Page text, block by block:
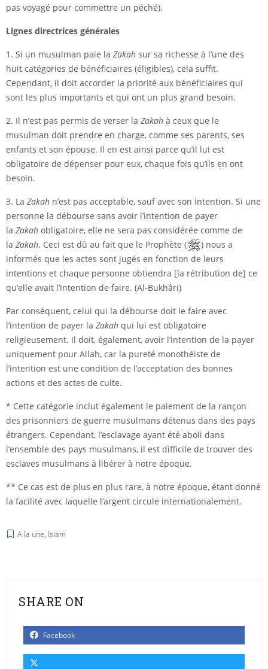
pas voyagé pour commettre un péché).
Lignes directrices générales
1. Si un musulman paie la Zakah sur sa richesse à l’une des
huit catégories de bénéficiaires (éligibles), cela suffit.
Cependant, il doit accorder la priorité aux bénéficiaires qui
sont les plus importants et qui ont un plus grand besoin.
2. Il n’est pas permis de verser la Zakah à ceux que le
musulman doit prendre en charge, comme ses parents, ses
enfants et son épouse. Il en est ainsi parce qu’il lui est
obligatoire de dépenser pour eux, chaque fois qu’ils en ont
besoin.
3. La Zakah n’est pas acceptable, sauf avec son intention. Si une
personne la débourse sans avoir l’intention de payer
la Zakah obligatoire, elle ne sera pas considérée comme de
la Zakah. Ceci est dû au fait que le Prophète (
) nous a
informés que les actes sont jugés en fonction de leurs
intentions et chaque personne obtiendra [la rétribution de] ce
qu’elle avait l’intention de faire. (Al-Bukhâri)
Par conséquent, celui qui la débourse doit le faire avec
l’intention de payer la Zakah qui lui est obligatoire
religieusement. Il doit, également, avoir l’intention de la payer
uniquement pour Allah, car la pureté monothéiste de
l’intention est une condition de l’acceptation des bonnes
actions et des actes de culte.
* Cette catégorie inclut également le paiement de la rançon
des prisonniers de guerre musulmans détenus dans des pays
étrangers. Cependant, l’esclavage ayant été aboli dans
l’ensemble des pays musulmans, il est difficile de trouver des
esclaves musulmans à libérer à notre époque.
** Ce cas est de plus en plus rare, à notre époque, étant donné
la facilité avec laquelle l’argent circule internationalement.
A la une, Islam
SHARE ON
Facebook